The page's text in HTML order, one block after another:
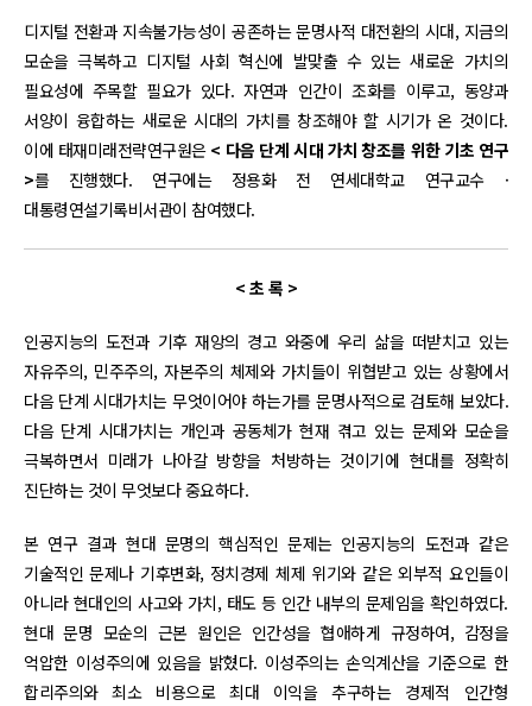
디지털 전환과 지속불가능성이 공존하는 문명사적 대전환의 시대, 지금의
모순을 극복하고 디지털 사회 혁신에 발맞출 수 있는 새로운 가치의
필요성에 주목할 필요가 있다. 자연과 인간이 조화를 이루고, 동양과
서양이 융합하는 새로운 시대의 가치를 창조해야 할 시기가 온 것이다.
이에 태재미래전략연구원은 < 다음 단계 시대 가치 창조를 위한 기초 연구
>를 진행했다. 연구에는 정용화 전 연세대학교 연구교수 ·
대통령연설기록비서관이 참여했다.
< 초 록 >
인공지능의 도전과 기후 재앙의 경고 와중에 우리 삶을 떠받치고 있는
자유주의, 민주주의, 자본주의 체제와 가치들이 위협받고 있는 상황에서
다음 단계 시대가치는 무엇이어야 하는가를 문명사적으로 검토해 보았다.
다음 단계 시대가치는 개인과 공동체가 현재 겪고 있는 문제와 모순을
극복하면서 미래가 나아갈 방향을 처방하는 것이기에 현대를 정확히
진단하는 것이 무엇보다 중요하다.
본 연구 결과 현대 문명의 핵심적인 문제는 인공지능의 도전과 같은
기술적인 문제나 기후변화, 정치경제 체제 위기와 같은 외부적 요인들이
아니라 현대인의 사고와 가치, 태도 등 인간 내부의 문제임을 확인하였다.
현대 문명 모순의 근본 원인은 인간성을 협애하게 규정하여, 감정을
억압한 이성주의에 있음을 밝혔다. 이성주의는 손익계산을 기준으로 한
합리주의와 최소 비용으로 최대 이익을 추구하는 경제적 인간형